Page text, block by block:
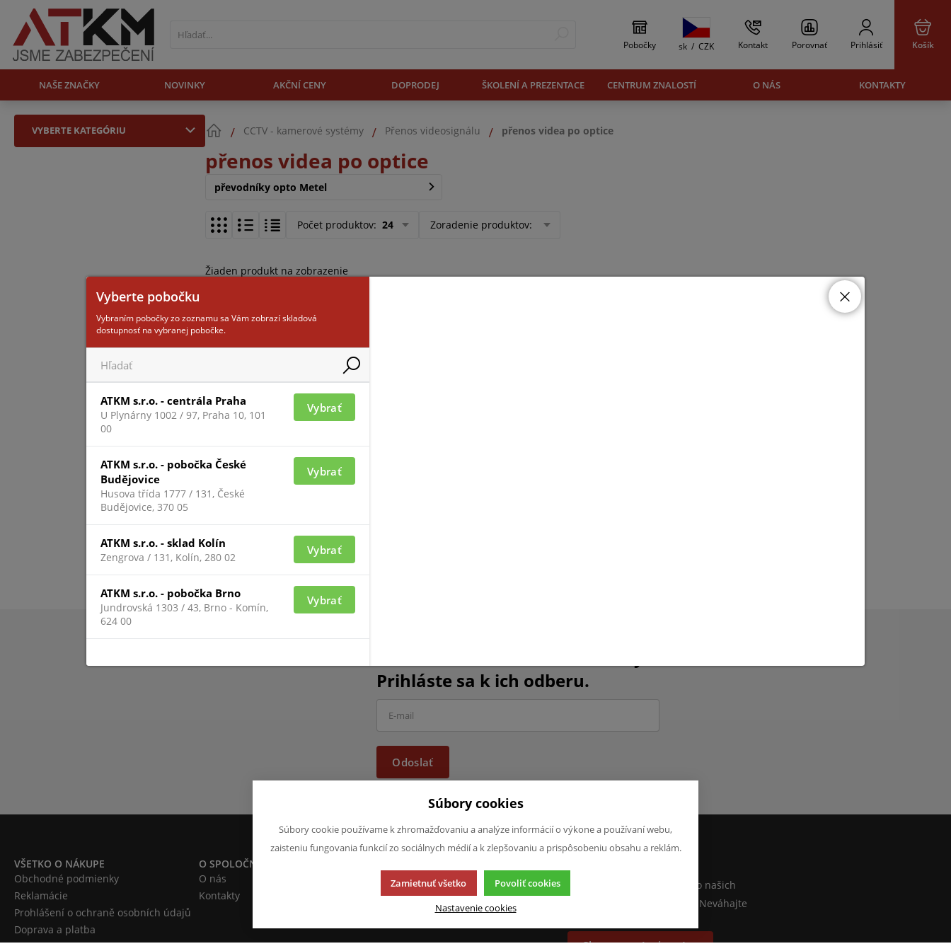
Pobočky sk / CZK Kontakt Porovnať Prihlásiť Košík
NAŠE ZNAČKY NOVINKY AKČNÍ CENY DOPRODEJ ŠKOLENÍ A PREZENTACE CENTRUM ZNALOSTÍ O NÁS KONTAKTY
VYBERTE KATEGÓRIU CCTV - kamerové systémy Přenos videosignálu přenos videa po optice
přenos videa po optice
převodníky opto Metel
Počet produktov: 24 Zoradenie produktov:
Žiaden produkt na zobrazenie
Prihláste sa k ich odberu.
Odoslať
VŠETKO O NÁKUPE
Obchodné podmienky
Reklamácie
Prohlášení o ochraně osobních údajů
Doprava a platba
O SPOLOČNOSTI
O nás
Kontakty
SK
Chcete nám niečo povedať o našich
produktoch alebo e-shope? Neváhajte
Chcem napísať správu
Súbory cookies
Súbory cookie používame k zhromažďovaniu a analýze informácií o výkone a používaní webu,
zaisteniu fungovania funkcií zo sociálnych médií a k zlepšovaniu a prispôsobeniu obsahu a reklám.
Zamietnuť všetko Povoliť cookies
Nastavenie cookies
Vyberte pobočku
Vybraním pobočky zo zoznamu sa Vám zobrazí skladová
dostupnosť na vybranej pobočke.
ATKM s.r.o. - centrála Praha
U Plynárny 1002 / 97, Praha 10, 101
00
Vybrať
ATKM s.r.o. - pobočka České
Budějovice
Husova třída 1777 / 131, České
Budějovice, 370 05
Vybrať
ATKM s.r.o. - sklad Kolín
Zengrova / 131, Kolín, 280 02
Vybrať
ATKM s.r.o. - pobočka Brno
Jundrovská 1303 / 43, Brno - Komín,
624 00
Vybrať